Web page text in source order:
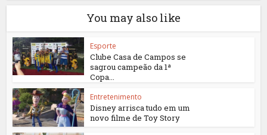
You may also like
Esporte
Clube Casa de Campos se
sagrou campeão da 1ª
Copa...
Entretenimento
Disney arrisca tudo em um
novo filme de Toy Story